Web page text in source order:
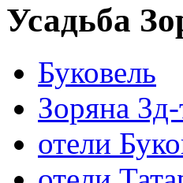
Усадьба
Буковель
Зоряна
отели